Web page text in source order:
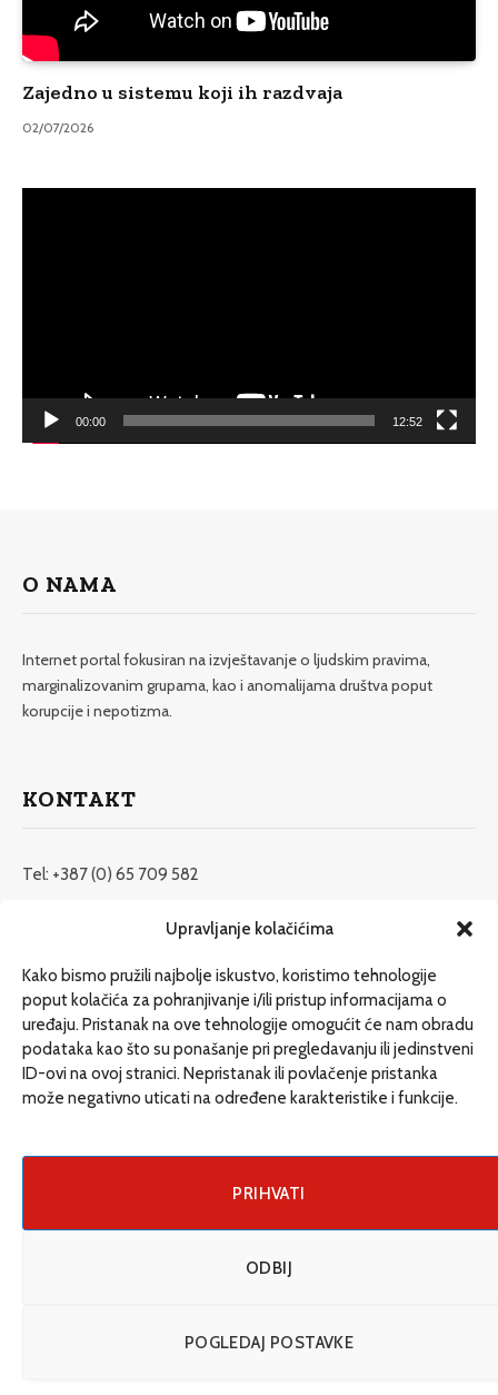
Upravljanje kolačićima
Kako bismo pružili najbolje iskustvo, koristimo tehnologije
poput kolačića za pohranjivanje i/ili pristup informacijama o
uređaju. Pristanak na ove tehnologije omogućit će nam obradu
podataka kao što su ponašanje pri pregledavanju ili jedinstveni
ID-ovi na ovoj stranici. Nepristanak ili povlačenje pristanka
može negativno uticati na određene karakteristike i funkcije.
PRIHVATI
ODBIJ
POGLEDAJ POSTAVKE
Zajedno u sistemu koji ih razdvaja
02/07/2026
00:00 12:52
O NAMA
Internet portal fokusiran na izvještavanje o ljudskim pravima,
marginalizovanim grupama, kao i anomalijama društva poput
korupcije i nepotizma.
KONTAKT
Tel: +387 (0) 65 709 582
redakcija@etrafika.net
Dosije
Drugi pišu
Društvo